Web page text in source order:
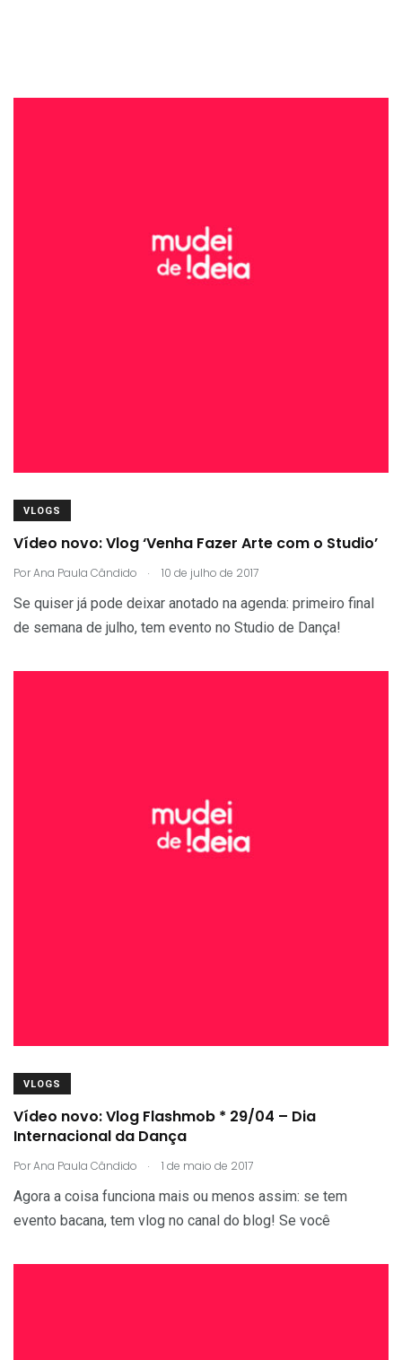
VLOGS
Vídeo novo: Vlog ‘Venha Fazer Arte com o Studio’
PorAna Paula Cândido . 10 de julho de 2017
Se quiser já pode deixar anotado na agenda: primeiro final
de semana de julho, tem evento no Studio de Dança!
VLOGS
Vídeo novo: Vlog Flashmob * 29/04 – Dia
Internacional da Dança
PorAna Paula Cândido . 1 de maio de 2017
Agora a coisa funciona mais ou menos assim: se tem
evento bacana, tem vlog no canal do blog! Se você